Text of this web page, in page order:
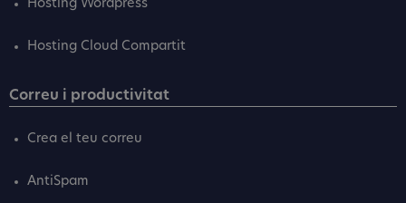
Hosting Wordpress
Hosting Cloud Compartit
Correu i productivitat
Crea el teu correu
AntiSpam